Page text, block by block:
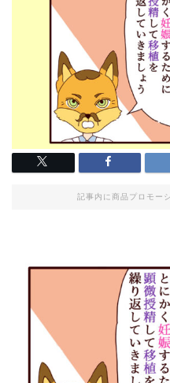
記事内に商品プロモー